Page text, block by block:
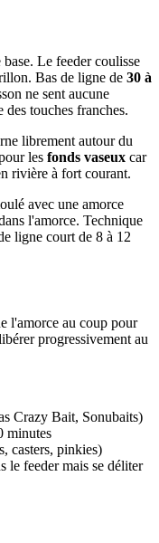
base. Le feeder coulisse
Bas de ligne de 30 à
ne sent aucune
des touches franches.
librement autour du
les fonds vaseux car
rivière à fort courant.
avec une amorce
l'amorce. Technique
ligne court de 8 à 12
l'amorce au coup pour
progressivement au
Crazy Bait, Sonubaits)
minutes
casters, pinkies)
le feeder mais se déliter